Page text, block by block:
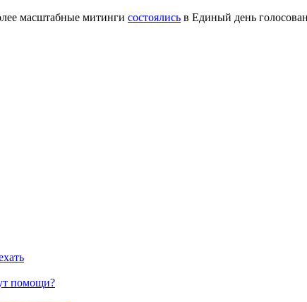
масштабные митинги состоялись в Единый день
помощи?